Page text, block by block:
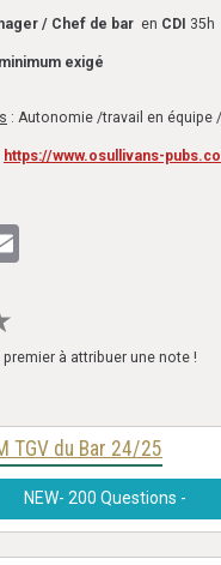
/ Chef de bar en CDI 35h
exigé
: Autonomie /travail en
https://www.osullivans-
à attribuer une note !
TGV du Bar 24/25
NEW- 200 Questions -